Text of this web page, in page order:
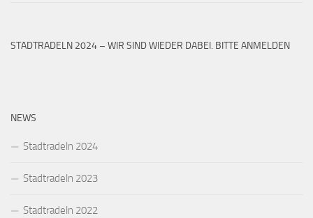
STADTRADELN 2024 – WIR SIND WIEDER DABEI. BITTE ANMELDEN
NEWS
Stadtradeln 2024
Stadtradeln 2023
Stadtradeln 2022